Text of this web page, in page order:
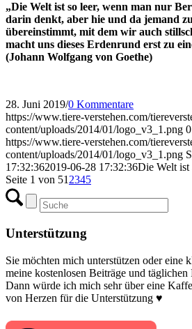
„Die Welt ist so leer, wenn man nur
darin denkt, aber hie und da jemand
übereinstimmt, mit dem wir auch
macht uns dieses Erdenrund erst zu
(Johann Wolfgang von Goethe)
28. Juni 2019/0 Kommentare
https://www.tiere-verstehen.com/
content/uploads/2014/01/logo_v3_1.png 0
https://www.tiere-verstehen.com/
content/uploads/2014/01/logo_v3_1.png
17:32:362019-06-28 17:32:36Die Welt
Seite 1 von 51 2345
Unterstützung
Sie möchten mich unterstützen oder eine
meine kostenlosen Beiträge und täglichen
Dann würde ich mich sehr über eine
von Herzen für die Unterstützung ♥